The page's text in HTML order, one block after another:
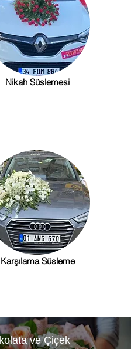
Nikah Süslemesi
Karşılama Süsleme
ve Çiçek